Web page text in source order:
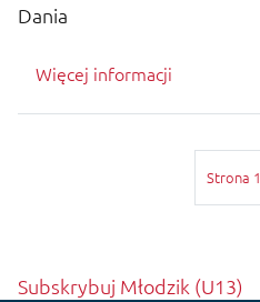
Dania
Więcej informacji
Strona 1
Subskrybuj Młodzik (U13)